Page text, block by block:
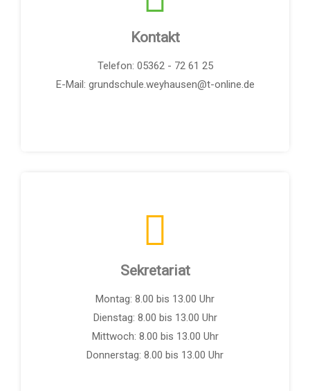
Kontakt
Telefon: 05362 - 72 61 25
E-Mail: grundschule.weyhausen@t-online.de
Sekretariat
Montag: 8.00 bis 13.00 Uhr
Dienstag: 8.00 bis 13.00 Uhr
Mittwoch: 8.00 bis 13.00 Uhr
Donnerstag: 8.00 bis 13.00 Uhr